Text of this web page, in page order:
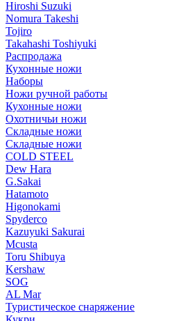
Hiroshi Suzuki
Nomura Takeshi
Tojiro
Takahashi Toshiyuki
Распродажа
Кухонные ножи
Наборы
Ножи ручной работы
Кухонные ножи
Охотничьи ножи
Складные ножи
Складные ножи
COLD STEEL
Dew Hara
G.Sakai
Hatamoto
Higonokami
Spyderco
Kazuyuki Sakurai
Mcusta
Toru Shibuya
Kershaw
SOG
AL Mar
Туристическое снаряжение